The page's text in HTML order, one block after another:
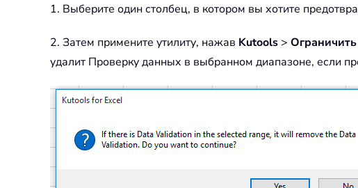
1. Выберите один столбец, в котором вы хотите
2. Затем примените утилиту, нажав Kutools >
удалит Проверку данных в выбранном диапазоне, если